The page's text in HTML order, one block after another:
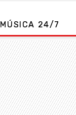
MÚSICA 24/7